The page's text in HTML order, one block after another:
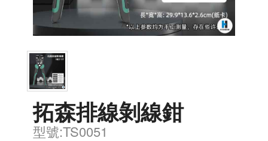
拓森排線剝線鉗
型號:TS0051